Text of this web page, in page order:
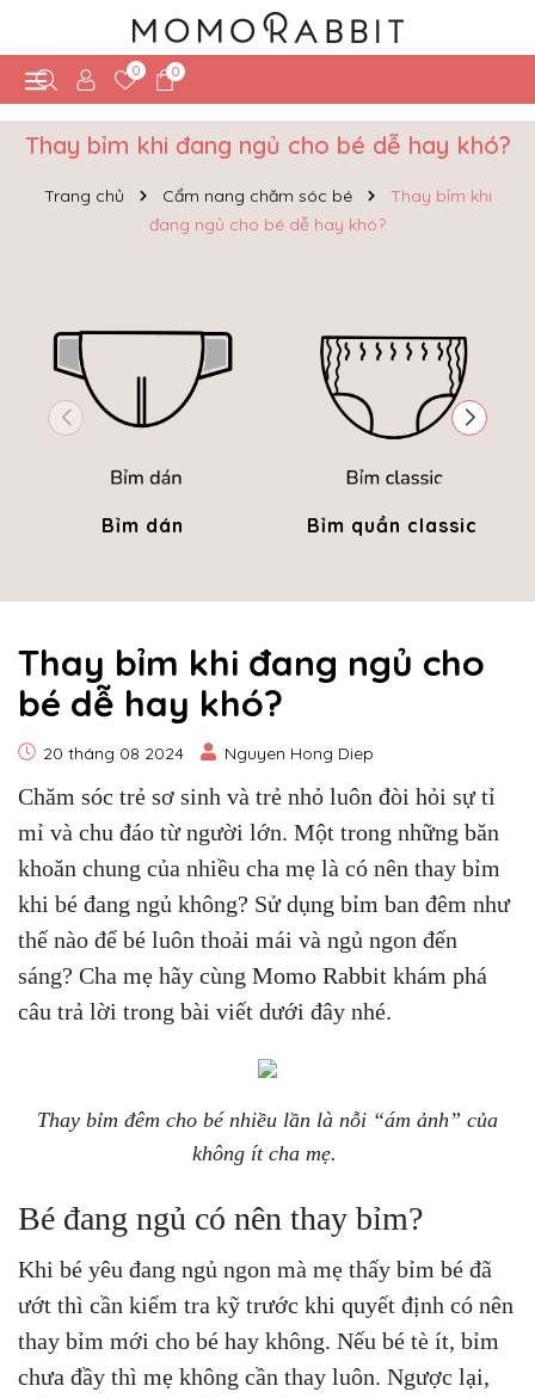
0 0
Thay bỉm khi đang ngủ cho bé dễ hay khó?
Trang chủ Cẩm nang chăm sóc bé
Thay bỉm khi
đang ngủ cho bé dễ hay khó?
Bỉm dán Bỉm quần classic
Thay bỉm khi đang ngủ cho
bé dễ hay khó?
20 tháng 08 2024 Nguyen Hong Diep
Chăm sóc trẻ sơ sinh và trẻ nhỏ luôn đòi hỏi sự tỉ
mỉ và chu đáo từ người lớn. Một trong những băn
khoăn chung của nhiều cha mẹ là có nên thay bỉm
khi bé đang ngủ không? Sử dụng bỉm ban đêm như
thế nào để bé luôn thoải mái và ngủ ngon đến
sáng? Cha mẹ hãy cùng Momo Rabbit khám phá
câu trả lời trong bài viết dưới đây nhé.
Thay bỉm đêm cho bé nhiều lần là nỗi “ám ảnh” của
không ít cha mẹ.
Bé đang ngủ có nên thay bỉm?
Khi bé yêu đang ngủ ngon mà mẹ thấy bỉm bé đã
ướt thì cần kiểm tra kỹ trước khi quyết định có nên
thay bỉm mới cho bé hay không. Nếu bé tè ít, bỉm
chưa đầy thì mẹ không cần thay luôn. Ngược lại,